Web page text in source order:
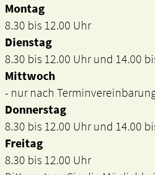
Montag
8.30 bis 12.00 Uhr
Dienstag
8.30 bis 12.00 Uhr und 14.00
Mittwoch
- nur nach
Donnerstag
8.30 bis 12.00 Uhr und 14.00
Freitag
8.30 bis 12.00 Uhr